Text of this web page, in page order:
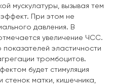
мускулатуры, вызывая тем
При этом не
давления. В
увеличение ЧСС.
эластичности
тромбоцитов.
будет стимуляция
матки, кишечника,